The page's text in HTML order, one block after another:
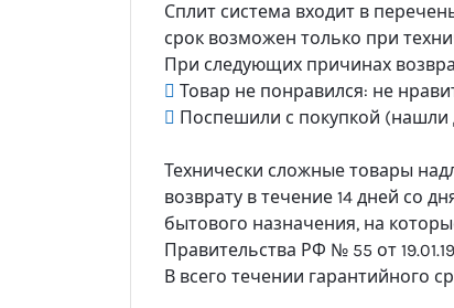
Сплит система входит в
срок возможен только при
При следующих причинах
Товар не понравился: не
Поспешили с покупкой
Технически сложные товары
возврату в течение 14 дней со
бытового назначения, на
Правительства РФ № 55 от
В всего течении гарантийного